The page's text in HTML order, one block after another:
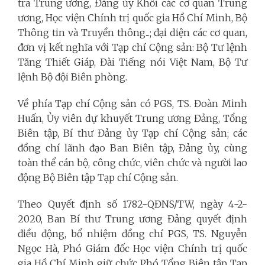
tra Trung ương, Đảng ủy Khối các cơ quan Trung
ương, Học viện Chính trị quốc gia Hồ Chí Minh, Bộ
Thông tin và Truyền thông...; đại diện các cơ quan,
đơn vị kết nghĩa với Tạp chí Cộng sản: Bộ Tư lệnh
Tăng Thiết Giáp, Đài Tiếng nói Việt Nam, Bộ Tư
lệnh Bộ đội Biên phòng.
Về phía Tạp chí Cộng sản có PGS, TS. Đoàn Minh
Huấn, Ủy viên dự khuyết Trung ương Đảng, Tổng
Biên tập, Bí thư Đảng ủy Tạp chí Cộng sản; các
đồng chí lãnh đạo Ban Biên tập, Đảng ủy, cùng
toàn thể cán bộ, công chức, viên chức và người lao
động Bộ Biên tập Tạp chí Cộng sản.
Theo Quyết định số 1782-QĐNS/TW, ngày 4-2-
2020, Ban Bí thư Trung ương Đảng quyết định
điều động, bổ nhiệm đồng chí PGS, TS. Nguyễn
Ngọc Hà, Phó Giám đốc Học viện Chính trị quốc